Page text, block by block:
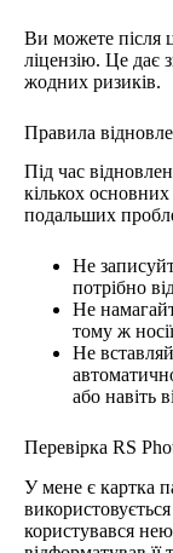
Ви можете після
ліцензію. Це дає
жодних ризиків.
Правила
Під час
кількох
подальших
Не
потрібно
Не
тому ж
Не
або навіть
Перевірка RS
У мене є картка
користувався